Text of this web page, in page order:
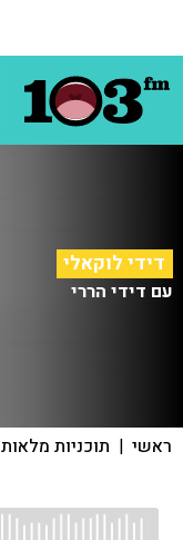
דידי לוקאלי
עם דידי הררי
ראשי | תוכניות מלאות